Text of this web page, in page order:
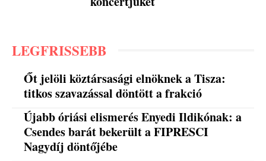
LEGFRISSEBB
Őt jelöli köztársasági elnöknek a Tisza:
titkos szavazással döntött a frakció
Újabb óriási elismerés Enyedi Ildikónak: a
Csendes barát bekerült a FIPRESCI
Nagydíj döntőjébe